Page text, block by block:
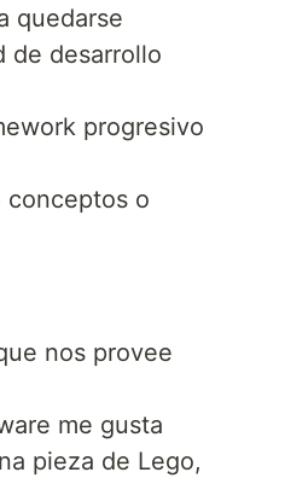
quedarse
de desarrollo
progresivo
conceptos o
nos provee
me gusta
pieza de Lego,